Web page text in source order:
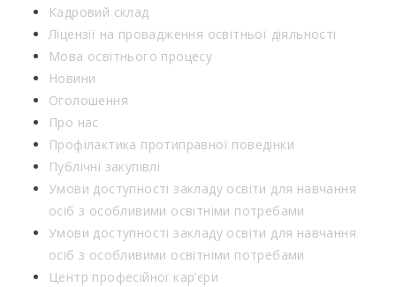
Кадровий склад
Ліцензії на провадження освітньої діяльності
Мова освітнього процесу
Новини
Оголошення
Про нас
Профілактика протиправної поведінки
Публічні закупівлі
Умови доступності закладу освіти для навчання
осіб з особливими освітніми потребами
Умови доступності закладу освіти для навчання
осіб з особливими освітніми потребами
Центр професійної кар’єри